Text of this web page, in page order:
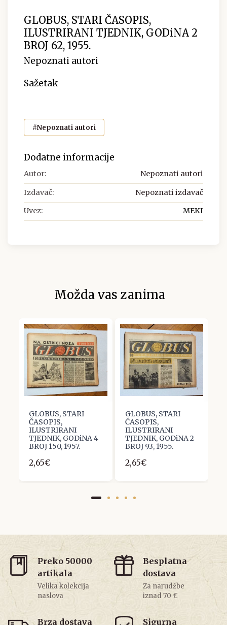
GLOBUS, STARI ČASOPIS,
ILUSTRIRANI TJEDNIK, GODiNA 2
BROJ 62, 1955.
Nepoznati autori
Sažetak
#Nepoznati autori
Dodatne informacije
Autor: Nepoznati autori
Izdavač: Nepoznati izdavač
Uvez: MEKI
Možda vas zanima
GLOBUS, STARI
ČASOPIS,
ILUSTRIRANI
TJEDNIK, GODiNA 4
BROJ 150, 1957.
2,65€
GLOBUS, STARI
ČASOPIS,
ILUSTRIRANI
TJEDNIK, GODiNA 2
BROJ 93, 1955.
2,65€
Preko 50000
artikala
Velika kolekcija
naslova
Besplatna
dostava
Za narudžbe
iznad 70 €
Brza dostava Sigurna